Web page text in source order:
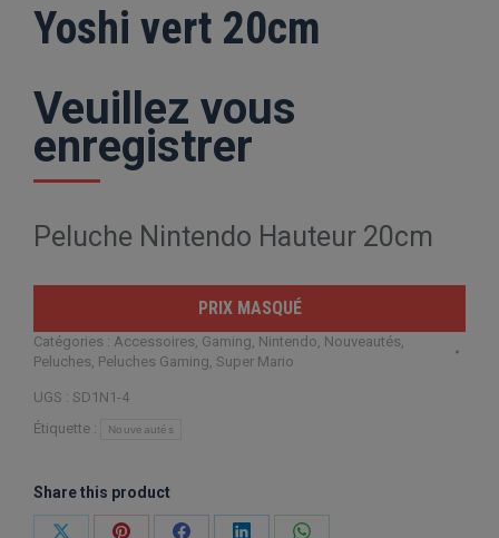
Yoshi vert 20cm
Veuillez vous
enregistrer
Peluche Nintendo Hauteur 20cm
PRIX MASQUÉ
Catégories : Accessoires Gaming Nintendo Nouveautés
Peluches Peluches Gaming Super Mario
UGS : SD1N1-4
Étiquette :
Nouveautés
Share this product